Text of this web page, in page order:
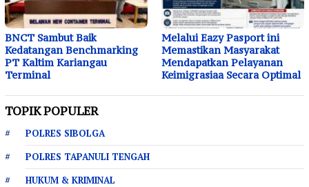
BNCT Sambut Baik
Kedatangan Benchmarking
PT Kaltim Kariangau
Terminal
Melalui Eazy Pasport ini
Memastikan Masyarakat
Mendapatkan Pelayanan
Keimigrasiaa Secara Optimal
TOPIK POPULER
POLRES SIBOLGA
POLRES TAPANULI TENGAH
HUKUM & KRIMINAL